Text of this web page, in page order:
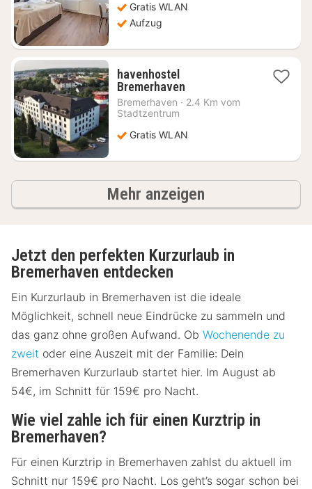
€
Gratis WLAN
Aufzug
havenhostel
Bremerhaven1
Nacht
€
Bremerhaven · 2.4 Km vom
Stadtzentrum
Gratis WLAN
Mehr anzeigen
Jetzt den perfekten Kurzurlaub in
Bremerhaven entdecken
Ein Kurzurlaub in Bremerhaven ist die ideale
Möglichkeit, schnell neue Eindrücke zu sammeln und
das ganz ohne großen Aufwand. Ob Wochenende zu
zweit oder eine Auszeit mit der Familie: Dein
Bremerhaven Kurzurlaub startet hier. Im August ab
54€, im Schnitt für 159€ pro Nacht.
Wie viel zahle ich für einen Kurztrip in
Bremerhaven?
Für einen Kurztrip in Bremerhaven zahlst du aktuell im
Schnitt nur 159€ pro Nacht. Los geht’s sogar schon bei